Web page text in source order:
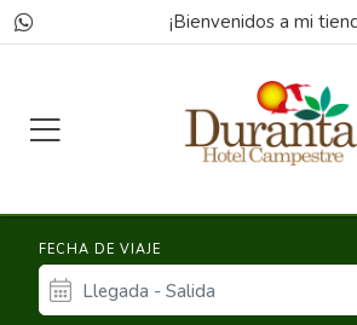
¡Bienvenidos a mi
FECHA DE VIAJE